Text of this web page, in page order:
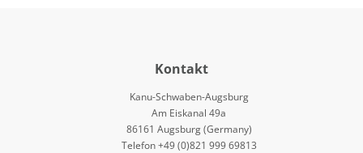
Kontakt
Kanu-Schwaben-Augsburg
Am Eiskanal 49a
86161 Augsburg (Germany)
Telefon +49 (0)821 999 69813